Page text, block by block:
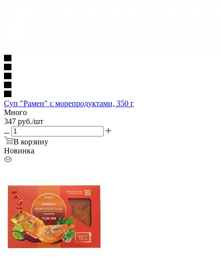
Суп "Рамен" с морепродуктами, 350 г
Много
347 руб./шт
В корзину
Новинка